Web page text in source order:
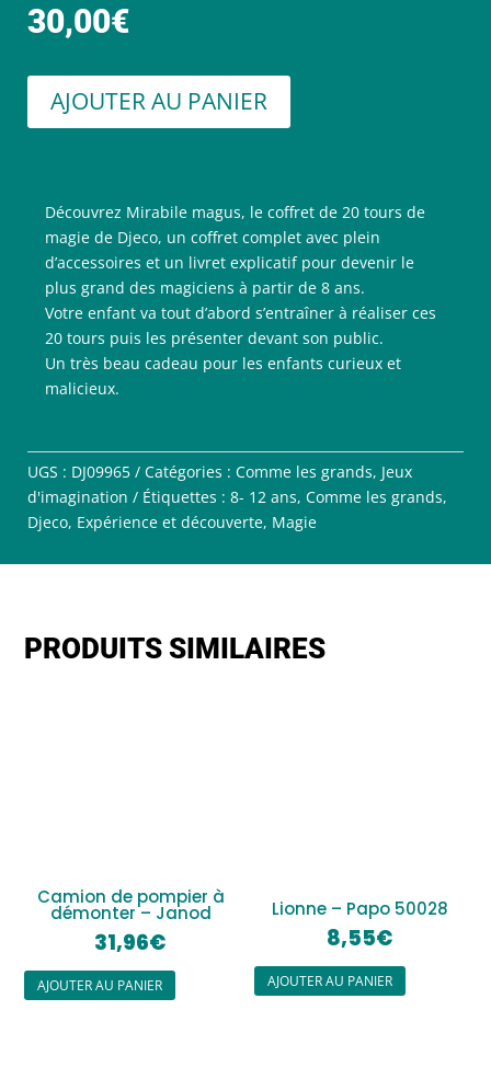
30,00€
AJOUTER AU PANIER
Découvrez Mirabile magus, le coffret de 20 tours de
magie de Djeco, un coffret complet avec plein
d’accessoires et un livret explicatif pour devenir le
plus grand des magiciens à partir de 8 ans.
Votre enfant va tout d’abord s’entraîner à réaliser ces
20 tours puis les présenter devant son public.
Un très beau cadeau pour les enfants curieux et
malicieux.
UGS : DJ09965 Catégories : Comme les grands, Jeux
d'imagination
Étiquettes : 8- 12 ans, Comme les grands,
Djeco, Expérience et découverte, Magie
PRODUITS SIMILAIRES
Camion de pompier à
démonter – Janod
31,96€
AJOUTER AU PANIER
Lionne – Papo 50028
8,55€
AJOUTER AU PANIER